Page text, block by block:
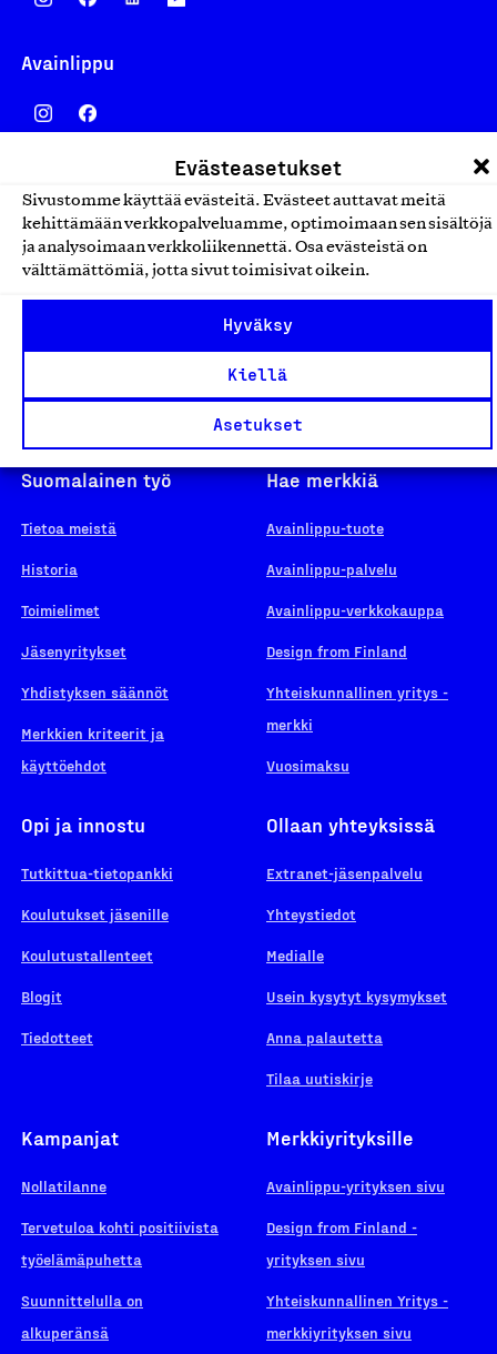
Evästeasetukset
Sivustomme käyttää evästeitä. Evästeet auttavat meitä
kehittämään verkkopalveluamme, optimoimaan sen sisältöjä
ja analysoimaan verkkoliikennettä. Osa evästeistä on
välttämättömiä, jotta sivut toimisivat oikein.
Hyväksy
Kiellä
Asetukset
Avainlippu
Design From Finland
Suomalainen työ
Tietoa meistä
Historia
Toimielimet
Jäsenyritykset
Yhdistyksen säännöt
Merkkien kriteerit ja
käyttöehdot
Hae merkkiä
Avainlippu-tuote
Avainlippu-palvelu
Avainlippu-verkkokauppa
Design from Finland
Yhteiskunnallinen yritys -
merkki
Vuosimaksu
Opi ja innostu
Tutkittua-tietopankki
Koulutukset jäsenille
Koulutustallenteet
Blogit
Tiedotteet
Ollaan yhteyksissä
Extranet-jäsenpalvelu
Yhteystiedot
Medialle
Usein kysytyt kysymykset
Anna palautetta
Tilaa uutiskirje
Kampanjat
Nollatilanne
Tervetuloa kohti positiivista
työelämäpuhetta
Suunnittelulla on
alkuperänsä
Merkkiyrityksille
Avainlippu-yrityksen sivu
Design from Finland -
yrityksen sivu
Yhteiskunnallinen Yritys -
merkkiyrityksen sivu